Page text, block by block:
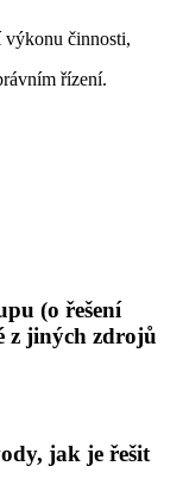
výkonu činnosti,
řízení.
(o řešení
z jiných zdrojů
jak je řešit